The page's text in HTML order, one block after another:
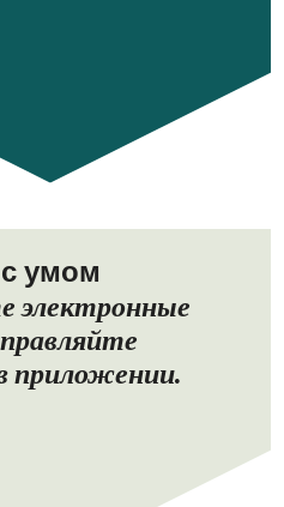
с умом
электронные
приложении.